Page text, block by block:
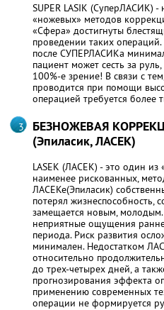
SUPER LASIK (СуперЛАСИК)
«ножевых» методов
«Сфера» достигнуты
проведении таких
после СУПЕРЛАСИКа
пациент может сесть за
100%-е зрение! В связи с
проводится при помощи
операцией требуется более
БЕЗНОЖЕВАЯ
(Эпиласик, ЛАСЕК)
LASEK (ЛАСЕК) - это один из
наименее рискованных,
ЛАСЕКе(Эпиласик)
потерял жизнеспособность,
замещается новым, молодым.
неприятные ощущения
периода. Риск развития
минимален. Недостатком
относительно
до трех-четырех дней, а
прогнозирования эффекта
применению современных
операции не формируется